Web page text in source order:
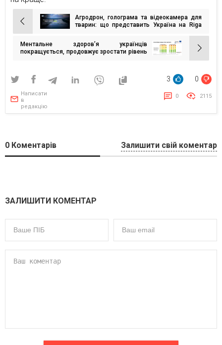
Навігація
записів
Агродрон, голограма та відеокамера для
тварин: що представить Україна на Riga
Ментальне здоров’я українців
покращується, продовжує зростати рівень
Gradus Research
3 0
Написати
в
редакцію
0 2115
0 Коментарів Залишити свій коментар
ЗАЛИШИТИ КОМЕНТАР